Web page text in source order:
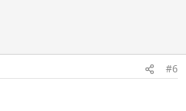
#6